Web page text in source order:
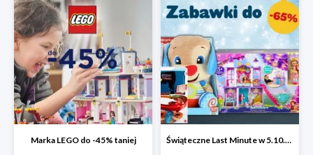
Marka LEGO do -45% taniej Świąteczne Last Minute w 5.10.15 - zabawki do -65%